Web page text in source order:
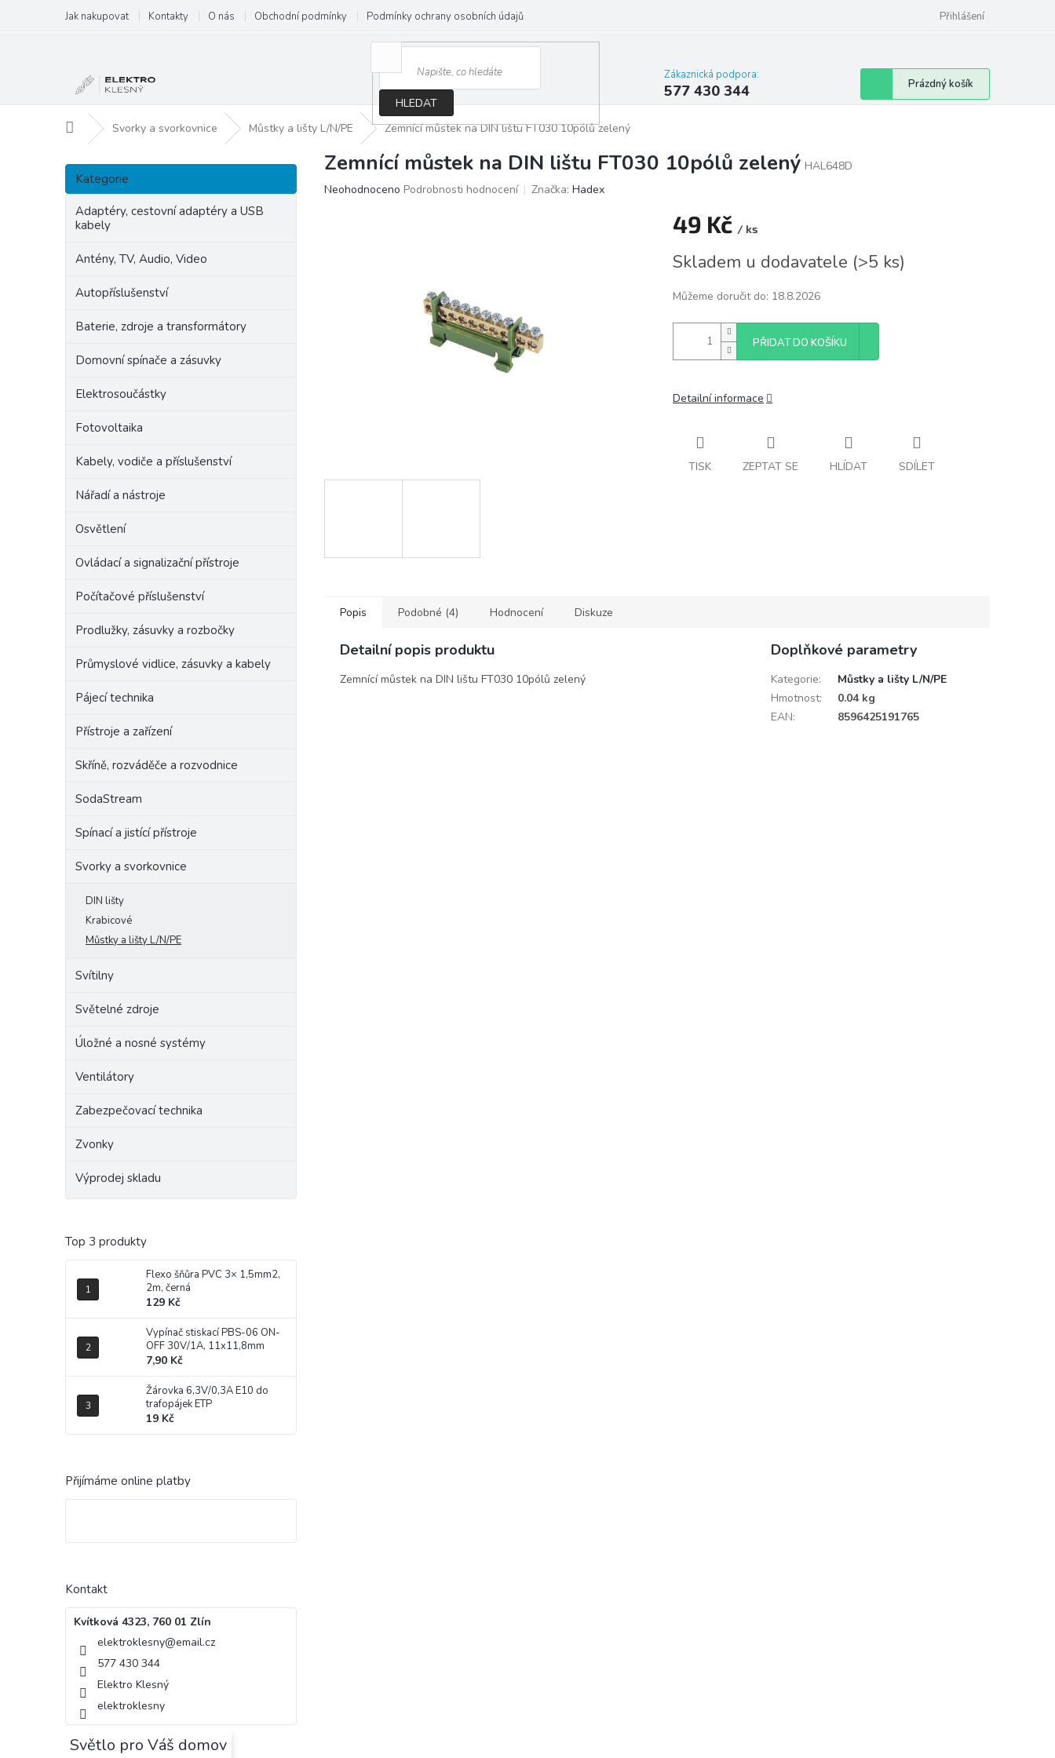
obsah
Jak nakupovat Kontakty O nás Obchodní podmínky Podmínky ochrany osobních údajů Přihlášení
HLEDAT
Zákaznická podpora:
577 430 344
Nákupní
košík
Prázdný košík
Domů Svorky a svorkovnice Můstky a lišty L/N/PE Zemnící můstek na DIN lištu FT030 10pólů zelený
P
s
Přeskočit
kategorie
Kategorie
Adaptéry, cestovní adaptéry a USB
kabely
Antény, TV, Audio, Video
Autopříslušenství
Baterie, zdroje a transformátory
Domovní spínače a zásuvky
Elektrosoučástky
Fotovoltaika
Kabely, vodiče a příslušenství
Nářadí a nástroje
Osvětlení
Ovládací a signalizační přístroje
Počítačové příslušenství
Prodlužky, zásuvky a rozbočky
Průmyslové vidlice, zásuvky a kabely
Pájecí technika
Přístroje a zařízení
Skříně, rozváděče a rozvodnice
SodaStream
Spínací a jistící přístroje
Svorky a svorkovnice
DIN lišty
Krabicové
Můstky a lišty L/N/PE
Svítilny
Světelné zdroje
Úložné a nosné systémy
Ventilátory
Zabezpečovací technika
Zvonky
Výprodej skladu
Top 3 produkty
Flexo šňůra PVC 3× 1,5mm2,
2m, černá
129 Kč
Vypínač stiskací PBS-06 ON-
OFF 30V/1A, 11x11,8mm
7,90 Kč
Žárovka 6,3V/0,3A E10 do
trafopájek ETP
19 Kč
Přijímáme online platby
Kontakt
Kvítková 4323, 760 01 Zlín
elektroklesny@email.cz
577 430 344
Elektro Klesný
elektroklesny
Světlo pro Váš domov
Zemnící můstek na DIN lištu FT030 10pólů zelený HAL648D
Průměrné
Neohodnoceno Podrobnosti hodnocení Značka: Hadex
49 Kč / ks
cena:
Skladem u dodavatele (>5 ks)
Můžeme doručit do: 18.8.2026
PŘIDAT DO KOŠÍKU
Detailní informace
TISK ZEPTAT SE HLÍDAT SDÍLET
Popis Podobné (4) Hodnocení Diskuze
Detailní popis produktu
Zemnící můstek na DIN lištu FT030 10pólů zelený
Doplňkové parametry
Kategorie:
Můstky a lišty L/N/PE
Hmotnost:
0.04 kg
EAN: 8596425191765